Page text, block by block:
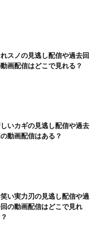
スノの見逃し配信や過去回
画配信はどこで見れる？
いカギの見逃し配信や過去
動画配信はある？
い実力刃の見逃し配信や過
の動画配信はどこで見れ